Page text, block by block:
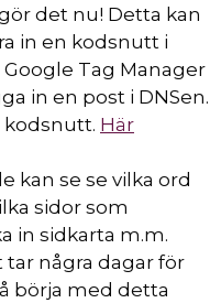
det nu! Detta kan
in en kodsnutt i
Tag Manager
in en post i DNSen.
kodsnutt. Här
kan se se vilka ord
sidor som
in sidkarta m.m.
tar några dagar för
börja med detta